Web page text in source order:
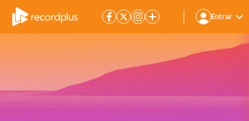
Entrar